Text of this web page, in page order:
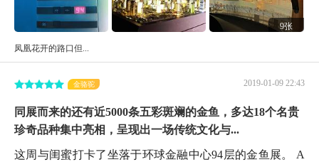
9张
凤凰花开的路口但...
2019-01-09 22:43
金骆驼
同展而来的还有近5000条五彩斑斓的金鱼，多达18个名贵
珍奇品种集中亮相，呈现出一场传统文化与...
这周与闺蜜打卡了坐落于环球金融中心94层的金鱼展。 A